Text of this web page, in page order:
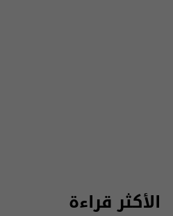
الأكثر قراءة